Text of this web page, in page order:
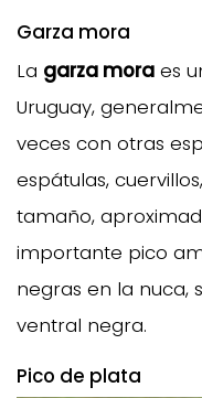
Garza mora
La garza mora es
Uruguay,
veces con otras
espátulas,
tamaño,
importante pico
negras en la nuca,
ventral negra.
Pico de plata